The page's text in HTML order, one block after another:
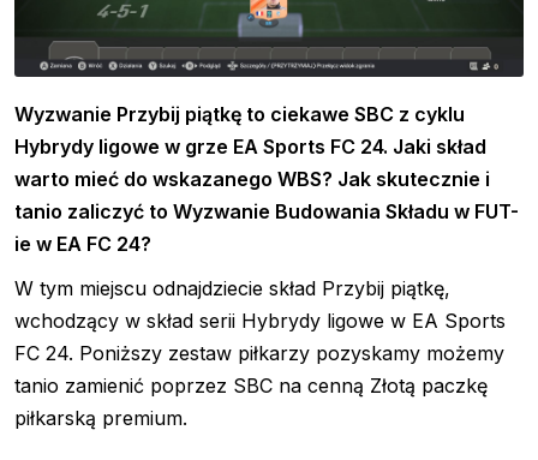
Wyzwanie Przybij piątkę to ciekawe SBC z cyklu
Hybrydy ligowe w grze EA Sports FC 24. Jaki skład
warto mieć do wskazanego WBS? Jak skutecznie i
tanio zaliczyć to Wyzwanie Budowania Składu w FUT-
ie w EA FC 24?
W tym miejscu odnajdziecie skład Przybij piątkę,
wchodzący w skład serii Hybrydy ligowe w EA Sports
FC 24. Poniższy zestaw piłkarzy pozyskamy możemy
tanio zamienić poprzez SBC na cenną Złotą paczkę
piłkarską premium.